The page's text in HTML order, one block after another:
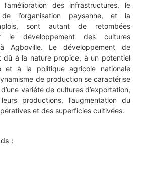
l’amélioration des infrastructures, le
de l’organisation paysanne, et la
sont autant de retombées
le développement des cultures
à Agboville. Le développement de
dû à la nature propice, à un potentiel
et à la politique agricole nationale
de production se caractérise
variété de cultures d’exportation,
productions, l’augmentation du
et des superficies cultivées.
: